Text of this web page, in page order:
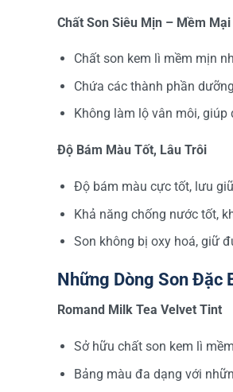
Chất Son Siêu Mịn – Mềm Mại
Chất son kem lì mềm mịn
Chứa các thành phần
Không làm lộ vân môi,
Độ Bám Màu Tốt, Lâu Trôi
Độ bám màu cực tốt, lưu
Khả năng chống nước tốt,
Son không bị oxy hoá, giữ
Những Dòng Son Đặc
Romand Milk Tea Velvet Tint
Sở hữu chất son kem lì
Bảng màu đa dạng với